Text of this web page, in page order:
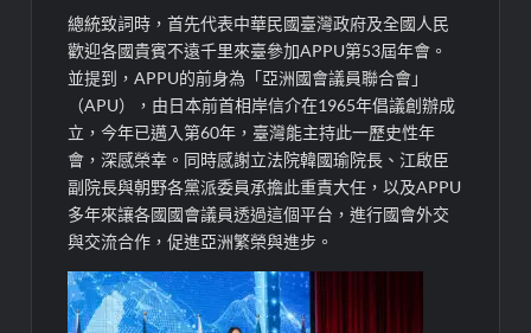
總統致詞時，首先代表中華民國臺灣政府及全國人民
歡迎各國貴賓不遠千里來臺參加APPU第53屆年會。
並提到，APPU的前身為「亞洲國會議員聯合會」
（APU），由日本前首相岸信介在1965年倡議創辦成
立，今年已邁入第60年，臺灣能主持此一歷史性年
會，深感榮幸。同時感謝立法院韓國瑜院長、江啟臣
副院長與朝野各黨派委員承擔此重責大任，以及APPU
多年來讓各國國會議員透過這個平台，進行國會外交
與交流合作，促進亞洲繁榮與進步。